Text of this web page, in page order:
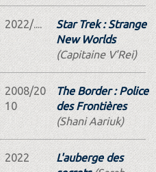
2022/....
Star Trek : Strange
New Worlds
(Capitaine V'Rei)
2008/20
10
The Border : Police
des Frontières
(Shani Aariuk)
2022
L'auberge des